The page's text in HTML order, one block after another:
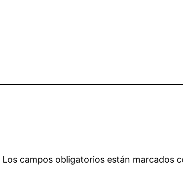
Los campos obligatorios están marcados